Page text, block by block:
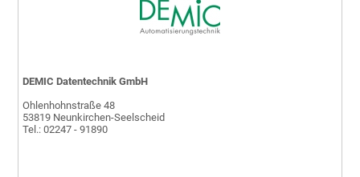
DEMIC Datentechnik GmbH
Ohlenhohnstraße 48
53819 Neunkirchen-Seelscheid
Tel.: 02247 - 91890